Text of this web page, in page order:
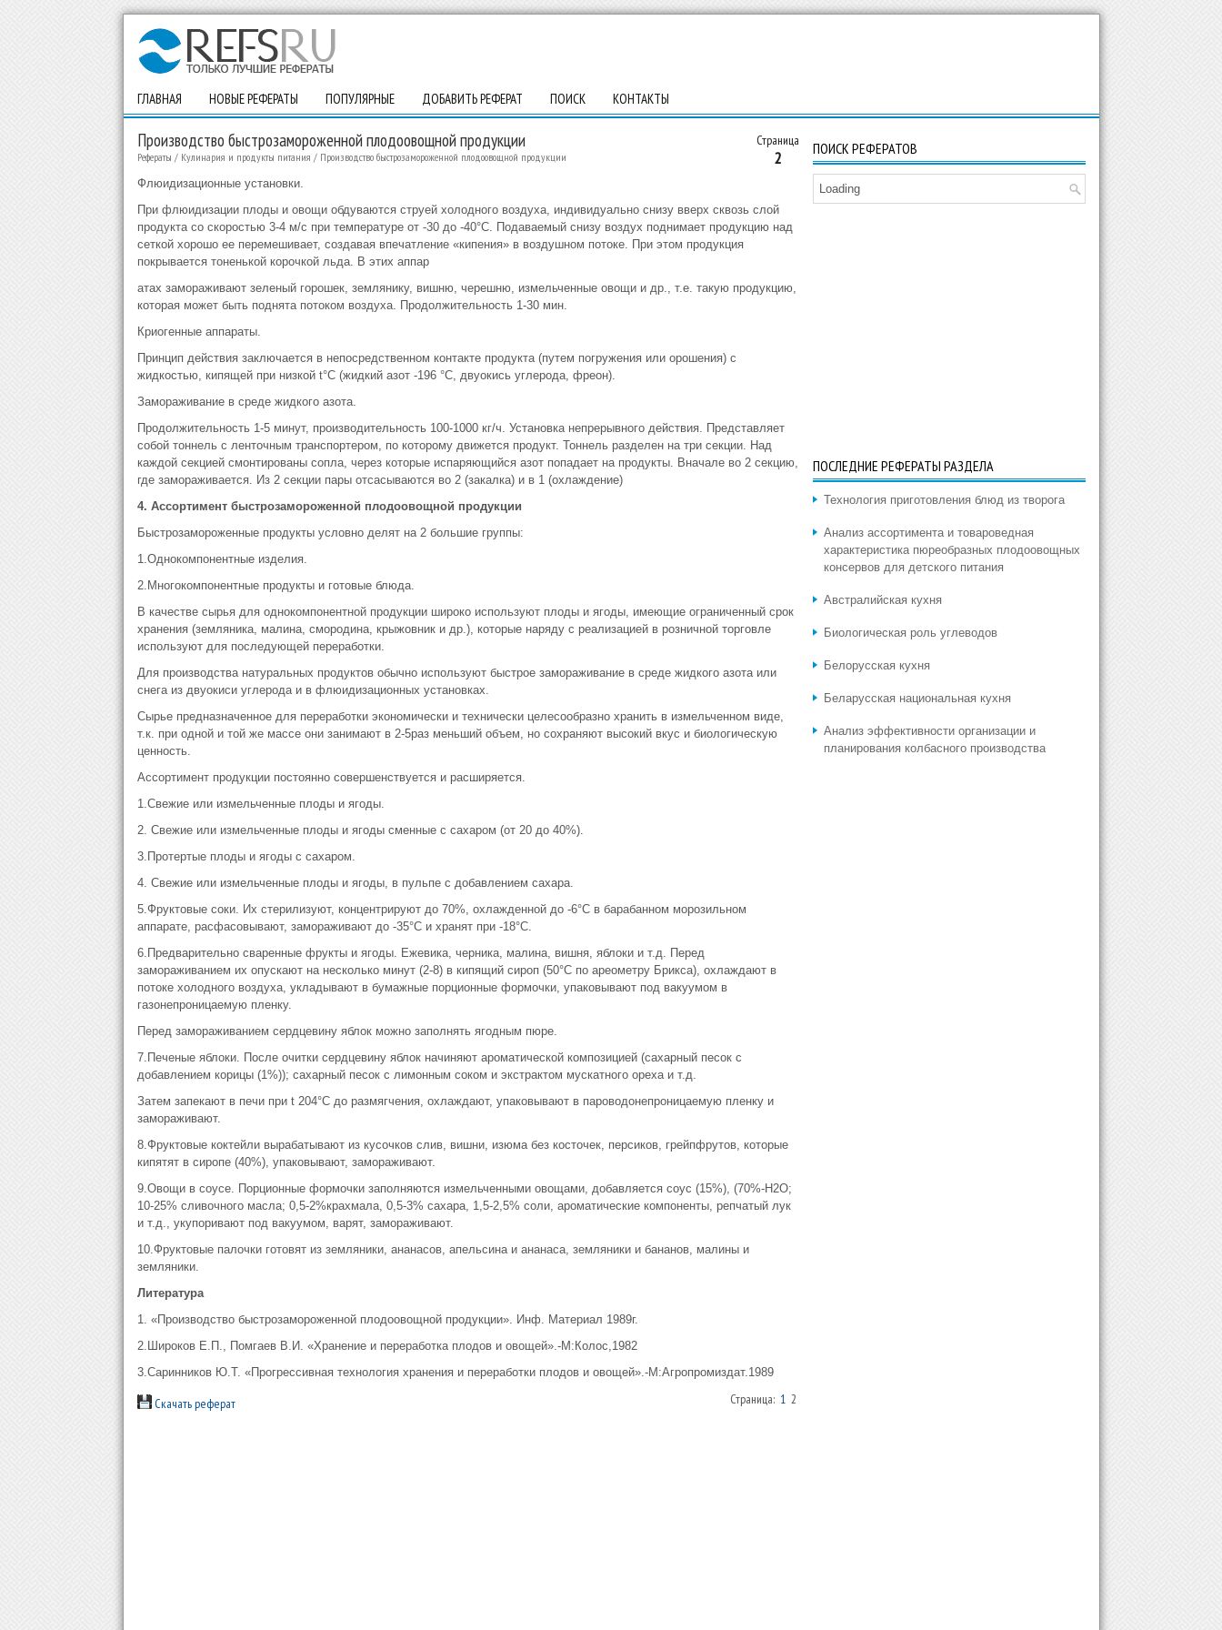
ГЛАВНАЯ НОВЫЕ РЕФЕРАТЫ ПОПУЛЯРНЫЕ ДОБАВИТЬ РЕФЕРАТ ПОИСК КОНТАКТЫ
Страница
2
Производство быстрозамороженной плодоовощной продукции
Рефераты / Кулинария и продукты питания / Производство быстрозамороженной плодоовощной продукции
Флюидизационные установки.
При флюидизации плоды и овощи обдуваются струей холодного воздуха, индивидуально снизу вверх сквозь слой
продукта со скоростью 3-4 м/с при температуре от -30 до -40°С. Подаваемый снизу воздух поднимает продукцию над
сеткой хорошо ее перемешивает, создавая впечатление «кипения» в воздушном потоке. При этом продукция
покрывается тоненькой корочкой льда. В этих аппар
атах замораживают зеленый горошек, землянику, вишню, черешню, измельченные овощи и др., т.е. такую продукцию,
которая может быть поднята потоком воздуха. Продолжительность 1-30 мин.
Криогенные аппараты.
Принцип действия заключается в непосредственном контакте продукта (путем погружения или орошения) с
жидкостью, кипящей при низкой t°С (жидкий азот -196 °С, двуокись углерода, фреон).
Замораживание в среде жидкого азота.
Продолжительность 1-5 минут, производительность 100-1000 кг/ч. Установка непрерывного действия. Представляет
собой тоннель с ленточным транспортером, по которому движется продукт. Тоннель разделен на три секции. Над
каждой секцией смонтированы сопла, через которые испаряющийся азот попадает на продукты. Вначале во 2 секцию,
где замораживается. Из 2 секции пары отсасываются во 2 (закалка) и в 1 (охлаждение)
4. Ассортимент быстрозамороженной плодоовощной продукции
Быстрозамороженные продукты условно делят на 2 большие группы:
1.Однокомпонентные изделия.
2.Многокомпонентные продукты и готовые блюда.
В качестве сырья для однокомпонентной продукции широко используют плоды и ягоды, имеющие ограниченный срок
хранения (земляника, малина, смородина, крыжовник и др.), которые наряду с реализацией в розничной торговле
используют для последующей переработки.
Для производства натуральных продуктов обычно используют быстрое замораживание в среде жидкого азота или
снега из двуокиси углерода и в флюидизационных установках.
Сырье предназначенное для переработки экономически и технически целесообразно хранить в измельченном виде,
т.к. при одной и той же массе они занимают в 2-5раз меньший объем, но сохраняют высокий вкус и биологическую
ценность.
Ассортимент продукции постоянно совершенствуется и расширяется.
1.Свежие или измельченные плоды и ягоды.
2. Свежие или измельченные плоды и ягоды сменные с сахаром (от 20 до 40%).
3.Протертые плоды и ягоды с сахаром.
4. Свежие или измельченные плоды и ягоды, в пульпе с добавлением сахара.
5.Фруктовые соки. Их стерилизуют, концентрируют до 70%, охлажденной до -6°С в барабанном морозильном
аппарате, расфасовывают, замораживают до -35°С и хранят при -18°С.
6.Предварительно сваренные фрукты и ягоды. Ежевика, черника, малина, вишня, яблоки и т.д. Перед
замораживанием их опускают на несколько минут (2-8) в кипящий сироп (50°С по ареометру Брикса), охлаждают в
потоке холодного воздуха, укладывают в бумажные порционные формочки, упаковывают под вакуумом в
газонепроницаемую пленку.
Перед замораживанием сердцевину яблок можно заполнять ягодным пюре.
7.Печеные яблоки. После очитки сердцевину яблок начиняют ароматической композицией (сахарный песок с
добавлением корицы (1%)); сахарный песок с лимонным соком и экстрактом мускатного ореха и т.д.
Затем запекают в печи при t 204°С до размягчения, охлаждают, упаковывают в пароводонепроницаемую пленку и
замораживают.
8.Фруктовые коктейли вырабатывают из кусочков слив, вишни, изюма без косточек, персиков, грейпфрутов, которые
кипятят в сиропе (40%), упаковывают, замораживают.
9.Овощи в соусе. Порционные формочки заполняются измельченными овощами, добавляется соус (15%), (70%-Н2О;
10-25% сливочного масла; 0,5-2%крахмала, 0,5-3% сахара, 1,5-2,5% соли, ароматические компоненты, репчатый лук
и т.д., укупоривают под вакуумом, варят, замораживают.
10.Фруктовые палочки готовят из земляники, ананасов, апельсина и ананаса, земляники и бананов, малины и
земляники.
Литература
1. «Производство быстрозамороженной плодоовощной продукции». Инф. Материал 1989г.
2.Широков Е.П., Помгаев В.И. «Хранение и переработка плодов и овощей».-М:Колос,1982
3.Саринников Ю.Т. «Прогрессивная технология хранения и переработки плодов и овощей».-М:Агропромиздат.1989
Скачать реферат Страница: 12
ПОИСК РЕФЕРАТОВ
Loading
ПОСЛЕДНИЕ РЕФЕРАТЫ РАЗДЕЛА
Технология приготовления блюд из творога
Анализ ассортимента и товароведная
характеристика пюреобразных плодоовощных
консервов для детского питания
Австралийская кухня
Биологическая роль углеводов
Белорусская кухня
Беларусская национальная кухня
Анализ эффективности организации и
планирования колбасного производства